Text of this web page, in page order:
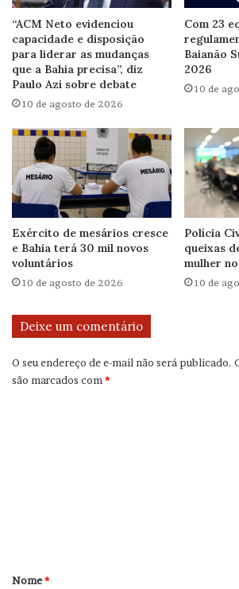
“ACM Neto evidenciou
capacidade e disposição
para liderar as mudanças
que a Bahia precisa”, diz
Paulo Azi sobre debate
10 de agosto de 2026
Com 23
Baianão
2026
10 de
Exército de mesários cresce
e Bahia terá 30 mil novos
voluntários
10 de agosto de 2026
Polícia
queixas
mulher
10 de
Deixe um comentário
O seu endereço de e-mail não será publicado.
são marcados com *
r
Nome*